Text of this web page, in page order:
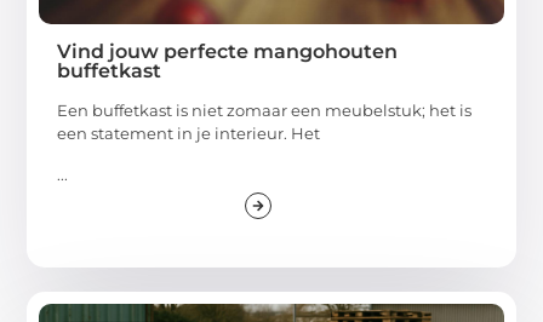
Vind jouw perfecte mangohouten
buffetkast
Een buffetkast is niet zomaar een meubelstuk; het is
een statement in je interieur. Het
...